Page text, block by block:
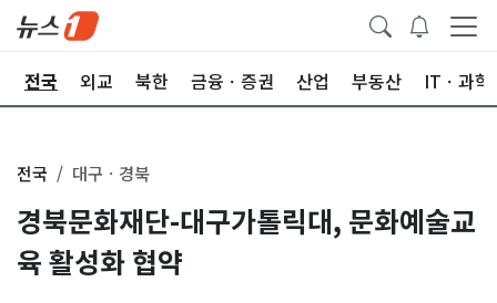
전국 외교 북한 금융ㆍ증권 산업 부동산 ITㆍ과학
전국 대구ㆍ경북
경북문화재단-대구가톨릭대, 문화예술교
육 활성화 협약